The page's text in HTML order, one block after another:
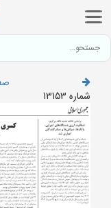
شماره 13153